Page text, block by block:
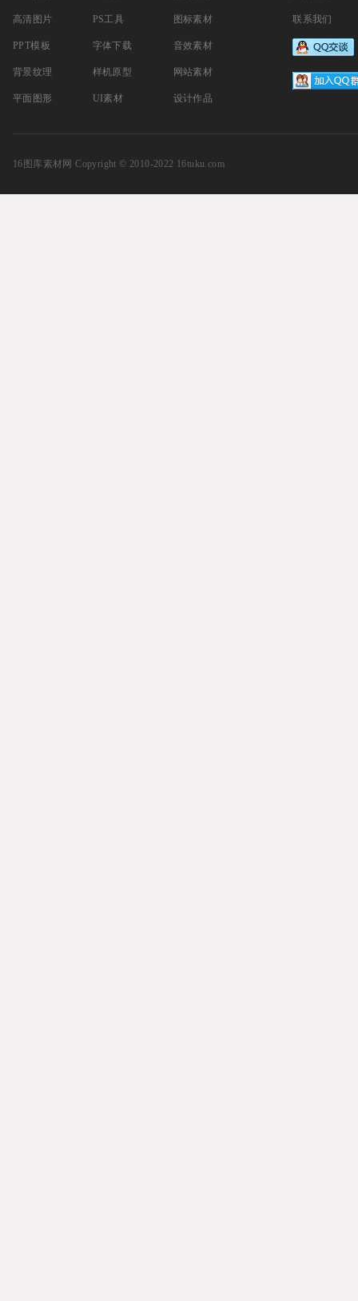
高清图片
PPT模板
背景纹理
平面图形
PS工具
字体下载
样机原型
UI素材
图标素材
音效素材
网站素材
设计作品
联系我们
16图库素材网 Copyright © 2010-2022 16tuku.com